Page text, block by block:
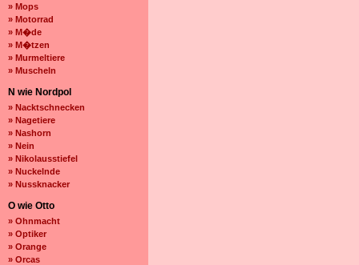
» Mops
» Motorrad
» M�de
» M�tzen
» Murmeltiere
» Muscheln
N wie Nordpol
» Nacktschnecken
» Nagetiere
» Nashorn
» Nein
» Nikolausstiefel
» Nuckelnde
» Nussknacker
O wie Otto
» Ohnmacht
» Optiker
» Orange
» Orcas